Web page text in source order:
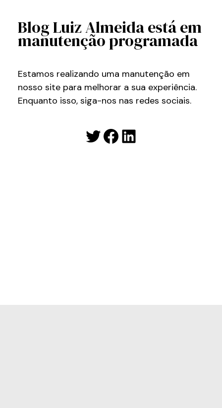
Blog Luiz Almeida está em
manutenção programada
Estamos realizando uma manutenção em
nosso site para melhorar a sua experiência.
Enquanto isso, siga-nos nas redes sociais.
Twitter
Facebook
LinkedIn